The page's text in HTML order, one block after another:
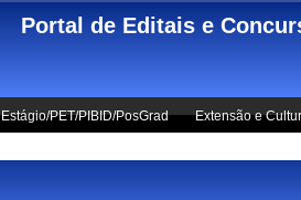
Portal de Editais e
Estágio/PET/PIBID/PosGrad Extensão e